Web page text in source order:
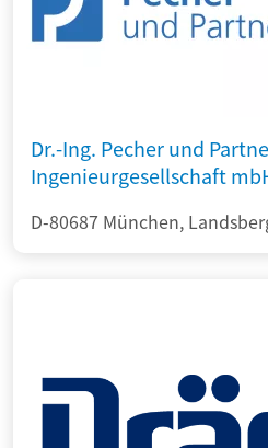
Dr.-Ing. Pecher und
Ingenieurgesellschaft
D-80687 München,